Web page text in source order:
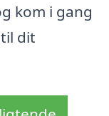
kom i gang
dit